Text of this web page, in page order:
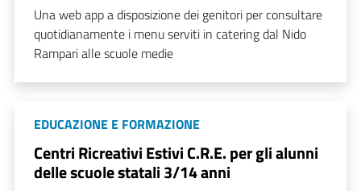
Una web app a disposizione dei genitori per consultare
quotidianamente i menu serviti in catering dal Nido
Rampari alle scuole medie
EDUCAZIONE E FORMAZIONE
Centri Ricreativi Estivi C.R.E. per gli alunni
delle scuole statali 3/14 anni